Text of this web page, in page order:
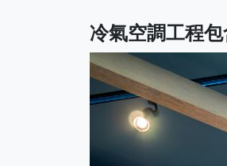
冷氣空調工程